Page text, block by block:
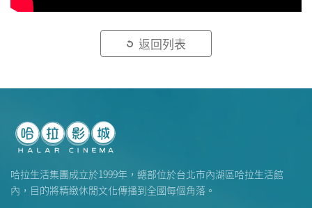
返回列表
哈拉生活集團成立於1999年，總部位於台北市內湖區哈拉生活館
內，目的將精緻休閒文化傳播到全國每個角落。